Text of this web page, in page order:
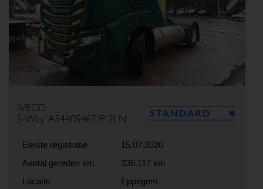
Previous Next
IVECO
S-Way AS440S46T/P 2LN
Eerste registratie
15.07.2020
Aantal gereden km
336.117 km
Locatie
Eppegem